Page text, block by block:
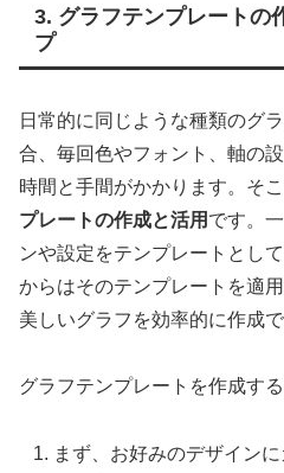
3. グラフテンプレートの
プ
日常的に同じような種類のグ
合、毎回色やフォント、軸の
時間と手間がかかります。そこ
プレートの作成と活用 です。
ンや設定をテンプレートとし
からはそのテンプレートを適
美しいグラフを効率的に作成
グラフテンプレートを作成す
まず、お好みのデザイン